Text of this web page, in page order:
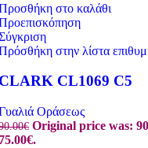
στο καλάθι
στην λίστα
CL1069 C5
Οράσεως
€ Original price was: